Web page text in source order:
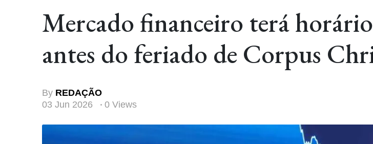
Mercado financeiro terá
antes do feriado de Corpus
By REDAÇÃO
03 Jun 2026
0 Views